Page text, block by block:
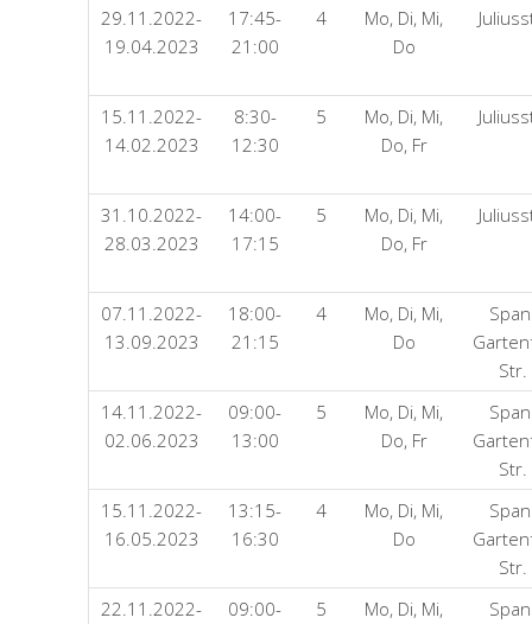
29.11.2022-
19.04.2023
17:45-
21:00
4
Mo, Di, Mi,
Do
15.11.2022-
14.02.2023
8:30-
12:30
5
Mo, Di, Mi,
Do, Fr
31.10.2022-
28.03.2023
14:00-
17:15
5
Mo, Di, Mi,
Do, Fr
07.11.2022-
13.09.2023
18:00-
21:15
4
Mo, Di, Mi,
Do
14.11.2022-
02.06.2023
09:00-
13:00
5
Mo, Di, Mi,
Do, Fr
15.11.2022-
16.05.2023
13:15-
16:30
4
Mo, Di, Mi,
Do
22.11.2022-
09:00-
5
Mo, Di, Mi,